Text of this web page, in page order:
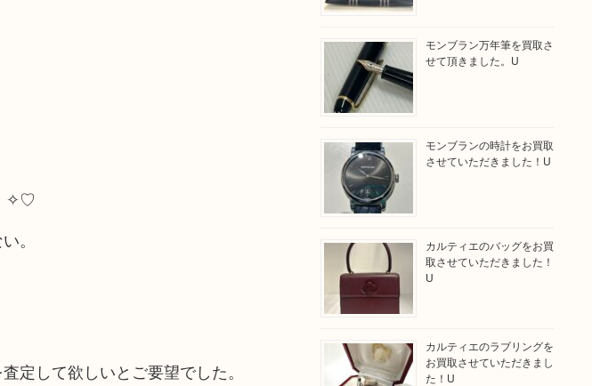
✧♡
。
定して欲しいとご要望でした。
モンブラン万年筆を買取さ
せて頂きました。U
モンブランの時計をお買取
させていただきました！U
カルティエのバッグをお買
取させていただきました！
U
カルティエのラブリングを
お買取させていただきまし
た！U